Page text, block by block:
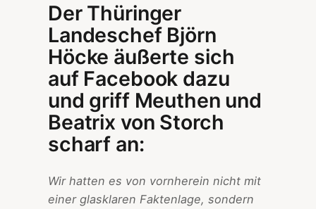
Der Thüringer
Landeschef Björn
Höcke äußerte sich
auf Facebook dazu
und griff Meuthen und
Beatrix von Storch
scharf an:
Wir hatten es von vornherein nicht mit
einer glasklaren Faktenlage, sondern